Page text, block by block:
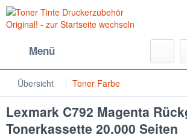
Menü
Übersicht Toner Farbe
Lexmark C792 Magenta
Tonerkassette 20.000 Seiten